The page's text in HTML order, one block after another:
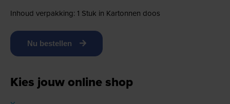
Inhoud verpakking: 1 Stuk in Kartonnen doos
Nu bestellen
Kies jouw online shop